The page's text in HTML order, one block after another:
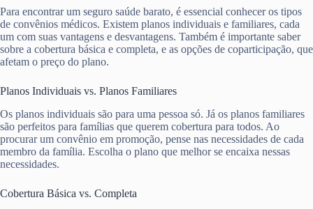
Para encontrar um seguro saúde barato, é essencial conhecer os tipos
de convênios médicos. Existem planos individuais e familiares, cada
um com suas vantagens e desvantagens. Também é importante saber
sobre a cobertura básica e completa, e as opções de coparticipação, que
afetam o preço do plano.
Planos Individuais vs. Planos Familiares
Os planos individuais são para uma pessoa só. Já os planos familiares
são perfeitos para famílias que querem cobertura para todos. Ao
procurar um convênio em promoção, pense nas necessidades de cada
membro da família. Escolha o plano que melhor se encaixa nessas
necessidades.
Cobertura Básica vs. Completa